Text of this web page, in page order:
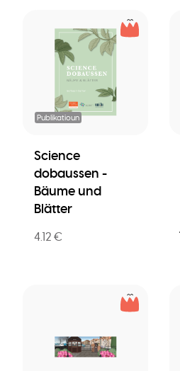
Publikatioun
Science
dobaussen -
Bäume und
Blätter
4.12 €